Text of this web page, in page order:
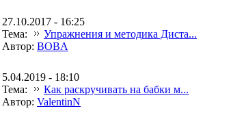
27.10.2017 - 16:25
Тема:
Упражнения и методика Диста...
Автор: BOBA
5.04.2019 - 18:10
Тема:
Как раскручивать на бабки м...
Автор: ValentinN